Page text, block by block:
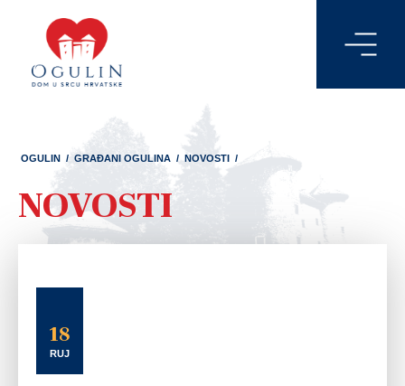
OGULIN / GRAĐANI OGULINA / NOVOSTI /
NOVOSTI
18
RUJ